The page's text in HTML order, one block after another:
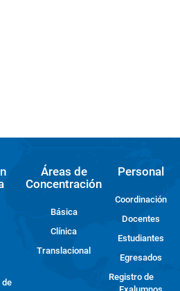
de
Áreas de
Concentración
Básica
Clínica
Translacional
Personal
Coordinación
Docentes
Estudiantes
Egresados
Registro de